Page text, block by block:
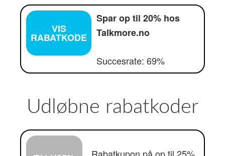
VIS
RABATKODE
Spar op til 20% hos
Talkmore.no
Succesrate: 69%
Udløbne rabatkoder